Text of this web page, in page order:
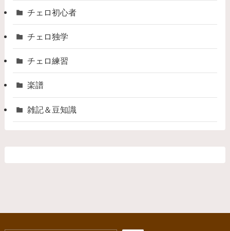
チェロ初心者
チェロ独学
チェロ練習
楽譜
雑記＆豆知識